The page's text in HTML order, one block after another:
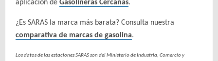
aplicación deGasolineras Cercanas.
¿Es SARAS la marca más barata? Consulta nuestra
comparativa de marcas de gasolina.
Los datos de las estaciones SARAS son del Ministerio de Industria, Comercio y